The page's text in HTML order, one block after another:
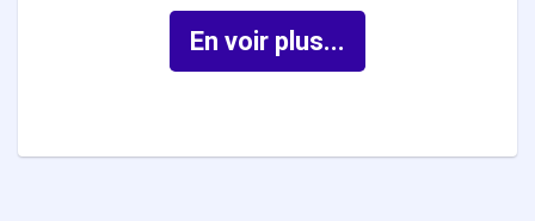
En voir plus...